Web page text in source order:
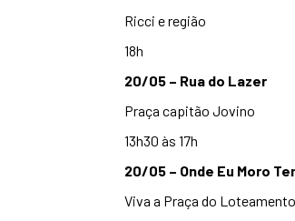
Ricci e região
18h
20/05 – Rua do Lazer
Praça capitão Jovino
13h30 às 17h
20/05 – Onde Eu Moro
Viva a Praça do